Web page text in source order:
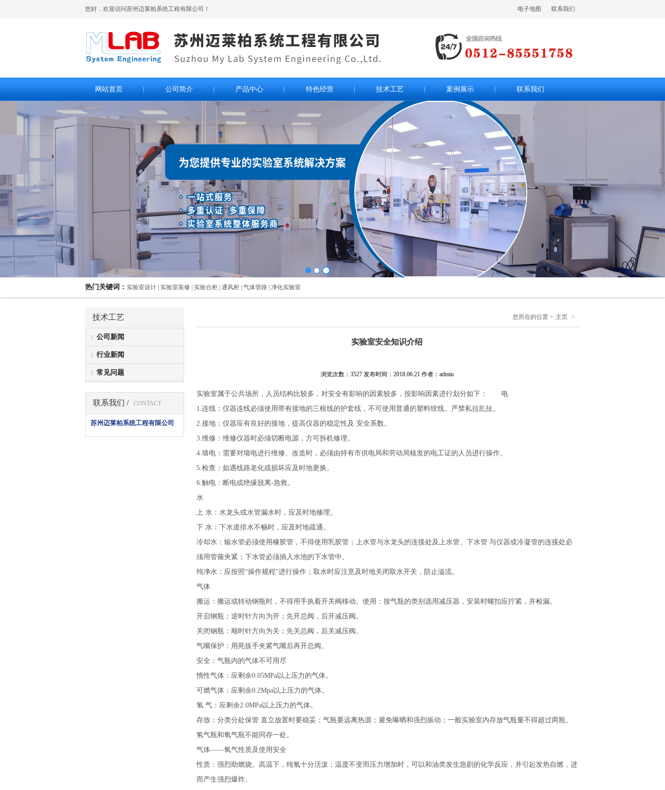
您好，欢迎访问苏州迈莱柏系统工程有限公司！ 电子地图 联系我们
网站首页 公司简介 产品中心 特色经营 技术工艺 案例展示 联系我们
热门关键词： 实验室设计 | 实验室装修 | 实验台柜 | 通风柜 | 气体管路 | 净化实验室
技术工艺
公司新闻
行业新闻
常见问题
联系我们 / CONTACT
苏州迈莱柏系统工程有限公司
您所在的位置 > 主页 >
实验室安全知识介绍
浏览次数：3527 发布时间：2018.06.21 作者：admin
实验室属于公共场所，人员结构比较多，对安全有影响的因素较多，按影响因素进行划分如下： 电
1.连线：仪器连线必须使用带有接地的三根线的护套线，不可使用普通的塑料绞线。严禁私拉乱扯。
2.接地：仪器应有良好的接地，提高仪器的稳定性及 安全系数。
3.维修：维修仪器时必须切断电源，方可拆机修理。
4.墙电：需要对墙电进行维修、改造时，必须由持有市供电局和劳动局核发的电工证的人员进行操作。
5.检查：如遇线路老化或损坏应及时地更换。
6.触电：断电或绝缘脱离-急救。
水
上 水：水龙头或水管漏水时，应及时地修理。
下 水：下水道排水不畅时，应及时地疏通。
冷却水：输水管必须使用橡胶管，不得使用乳胶管；上水管与水龙头的连接处及上水管、下水管 与仪器或冷凝管的连接处必
须用管箍夹紧；下水管必须插入水池的下水管中。
纯净水：应按照“操作规程”进行操作；取水时应注意及时地关闭取水开关，防止溢流。
气体
搬运：搬运或转动钢瓶时，不得用手执着开关阀移动。使用：按气瓶的类别选用减压器，安装时螺扣应拧紧，并检漏。 
开启钢瓶：逆时针方向为开；先开总阀，后开减压阀。 
关闭钢瓶：顺时针方向为关；先关总阀，后关减压阀。
气嘴保护：用死扳手夹紧气嘴后再开总阀。
安全：气瓶内的气体不可用尽 
惰性气体：应剩余0.05MPa以上压力的气体。
可燃气体：应剩余0.2Mpa以上压力的气体。
氢 气：应剩余2.0MPa以上压力的气体。
存放：分类分处保管 直立放置时要稳妥；气瓶要远离热源；避免曝晒和强烈振动；一般实验室内存放气瓶量不得超过两瓶。
氢气瓶和氧气瓶不能同存一处。
气体——氧气性质及使用安全
性质：强烈助燃烧。高温下，纯氧十分活泼；温度不变而压力增加时，可以和油类发生急剧的化学反应，并引起发热自燃，进
而产生强烈爆炸。